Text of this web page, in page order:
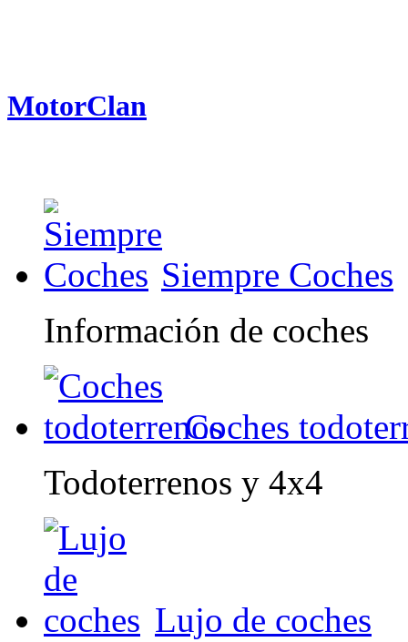
MotorClan
Siempre Coches
Información de coches
Coches
Todoterrenos y 4x4
Lujo de coches